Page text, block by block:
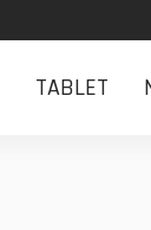
TABLET